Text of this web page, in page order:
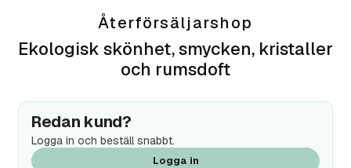
Återförsäljarshop
Ekologisk skönhet, smycken, kristaller
och rumsdoft
Redan kund?
Logga in och beställ snabbt.
Logga in